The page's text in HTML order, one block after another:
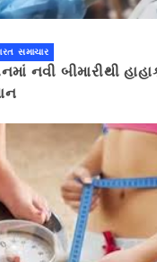
સમાચાર
નવી બીમારીથી